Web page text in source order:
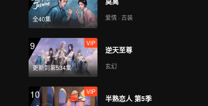
全40集 爱情 · 古装
9
更新到第534集
VIP
逆天至尊
玄幻
10 VIP
半熟恋人 第5季